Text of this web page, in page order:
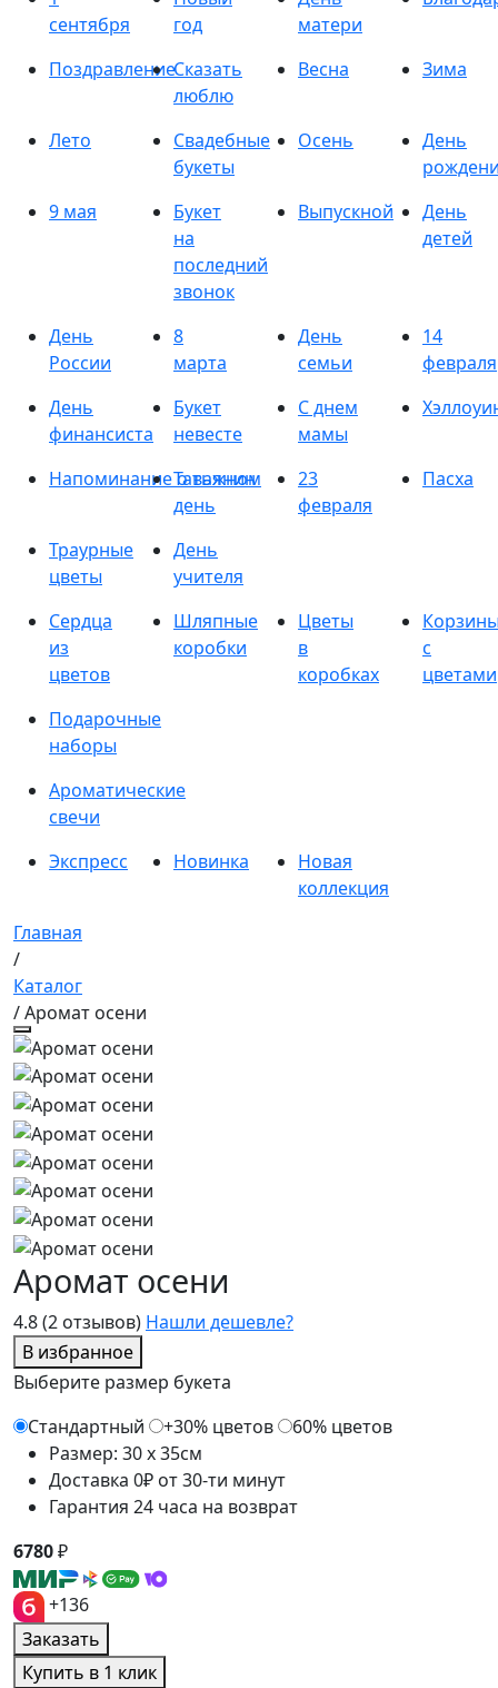
сентября
год
матери
ПоздравлениеСказать
люблю
Весна Зима
Лето
Свадебные
букеты
Осень
День
9 мая
Букет
на
последний
звонок
Выпускной
День
детей
День
России
8
марта
День
семьи
14
февраля
День
финансиста
Букет
невесте
С днем
мамы
Напоминание о важном
Татьянин
день
23
февраля
Пасха
Траурные
цветы
День
учителя
Сердца
из
цветов
Шляпные
коробки
Цветы
в
коробках
с
цветами
Подарочные
наборы
Ароматические
свечи
Экспресс
Новинка
Новая
коллекция
Главная
/
Каталог
/ Аромат осени
4.8(2 отзывов) Нашли дешевле?
В избранное
Аромат осени
Выберите размер букета
Стандартный
+30% цветов
60% цветов
Размер: 30 x 35см
Доставка 0₽ от 30-ти минут
Гарантия 24 часа на возврат
6780₽
+136
Заказать
Купить в 1 клик